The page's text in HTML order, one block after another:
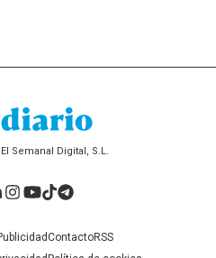
Semanal Digital, S.L.
ContactoRSS
LinkedIn
Instagram
YouTube
TikTok
Telegram